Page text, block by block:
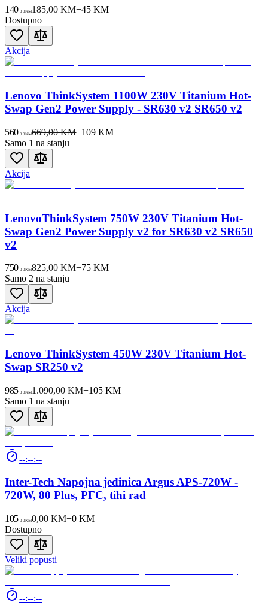
140 00KM185,00 KM−45 KM
Dostupno
Akcija
Lenovo ThinkSystem 1100W 230V Titanium Hot-
Swap Gen2 Power Supply - SR630 v2 SR650 v2
560 00KM669,00 KM−109 KM
Samo 1 na stanju
Akcija
LenovoThinkSystem 750W 230V Titanium Hot-
Swap Gen2 Power Supply v2 for SR630 v2 SR650
v2
750 00KM825,00 KM−75 KM
Samo 2 na stanju
Akcija
Lenovo ThinkSystem 450W 230V Titanium Hot-
Swap SR250 v2
985 00KM1.090,00 KM−105 KM
Samo 1 na stanju
--:--:--
Inter-Tech Napojna jedinica Argus APS-720W -
720W, 80 Plus, PFC, tihi rad
105 00KM0,00 KM−0 KM
Dostupno
Veliki popusti
--:--:--